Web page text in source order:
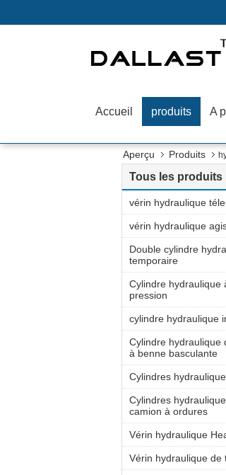
Accueil produits A
Aperçu Produits
Tous les produits
vérin hydraulique
vérin hydraulique
Double cylindre
temporaire
Cylindre hydraulique
pression
cylindre hydraulique
Cylindre hydraulique
à benne basculante
Cylindres
Cylindres
camion à ordures
Vérin hydraulique
Vérin hydraulique de